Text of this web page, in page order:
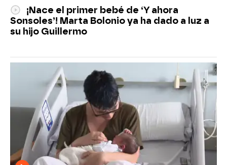
¡Nace el primer bebé de ‘Y ahora
Sonsoles’! Marta Bolonio ya ha dado a luz a
su hijo Guillermo